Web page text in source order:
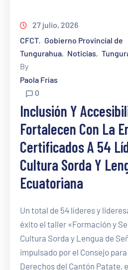
27 julio, 2026
CFCT‚ Gobierno Provincial de
Tungurahua‚ Noticias‚
By
Paola Frías
0
Inclusión Y
Fortalecen Con La
Certificados A 54
Cultura Sorda Y
Ecuatoriana
Un total de 54 líderes y
éxito el taller «Formación y
Cultura Sorda y Lengua de
impulsado por el Consejo
Derechos del Cantón Patate,